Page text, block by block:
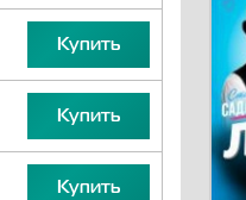
Купить
Купить
Купить